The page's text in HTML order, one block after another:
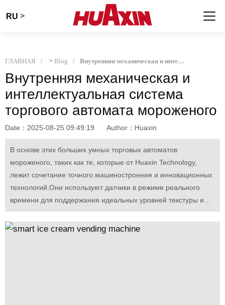
RU >
ГЛАВНАЯ > Blog Внутренняя механическая и интеллектуальная система торгового автомата мороженого
Внутренняя механическая и
интеллектуальная система
торгового автомата мороженого
Date：2025-08-25 09:49:19 Author：Huaxin
В основе этих больших умных торговых автоматов
мороженого, таких как те, которые от Huaxin Technology,
лежит сочетание точного машиностроения и инновационных
технологий.Они используют датчики в режиме реального
времени для поддержания идеальных уровней текстуры и
ингредиентов, а бесконтактные интерфейсы обеспечивают
быструю и гигиеническую заказку и оплату.Благодаря